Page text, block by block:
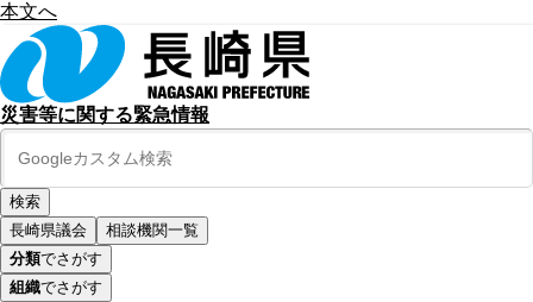
本文へ
災害等に関する緊急情報
長崎県議会
相談機関一覧
分類でさがす
組織でさがす